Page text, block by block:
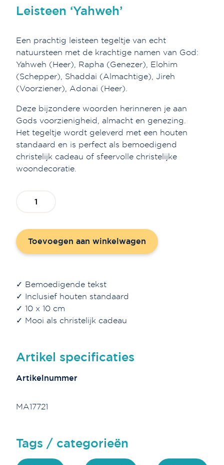
Leisteen ‘Yahweh’
Een prachtig leisteen tegeltje van echt
natuursteen met de krachtige namen van God:
Yahweh (Heer), Rapha (Genezer), Elohim
(Schepper), Shaddai (Almachtige), Jireh
(Voorziener), Adonai (Heer).
Deze bijzondere woorden herinneren je aan
Gods voorzienigheid, almacht en genezing.
Het tegeltje wordt geleverd met een houten
standaard en is perfect als bemoedigend
christelijk cadeau of sfeervolle christelijke
woondecoratie.
'Yahweh'
Toevoegen aan winkelwagen
✓ Bemoedigende tekst
✓ Inclusief houten standaard
✓ 10 x 10 cm
✓ Mooi als christelijk cadeau
Artikel specificaties
Artikelnummer
MA17721
Tags / categorieën